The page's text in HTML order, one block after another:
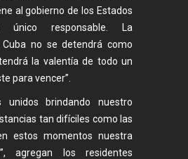
al gobierno de los Estados
único responsable. La
Cuba no se detendrá como
la valentía de todo un
para vencer”.
unidos brindando nuestro
tan difíciles como las
estos momentos nuestra
agregan los residentes